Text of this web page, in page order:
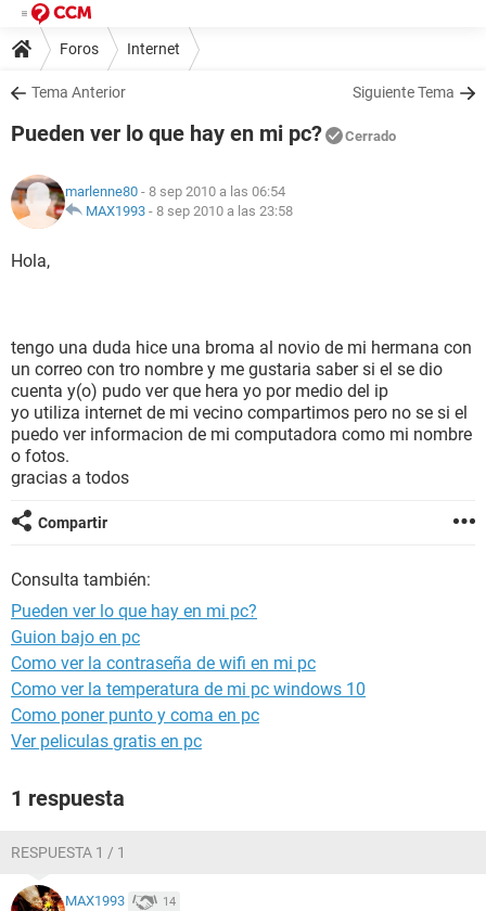
Foros Internet
Tema Anterior Siguiente Tema
Pueden ver lo que hay en mi pc? Cerrado
marlenne80 - 8 sep 2010 a las 06:54
MAX1993 - 8 sep 2010 a las 23:58
Hola,
tengo una duda hice una broma al novio de mi hermana con
un correo con tro nombre y me gustaria saber si el se dio
cuenta y(o) pudo ver que hera yo por medio del ip
yo utiliza internet de mi vecino compartimos pero no se si el
puedo ver informacion de mi computadora como mi nombre
o fotos.
gracias a todos
Compartir
Consulta también:
Pueden ver lo que hay en mi pc?
Guion bajo en pc
Como ver la contraseña de wifi en mi pc
Como ver la temperatura de mi pc windows 10
Como poner punto y coma en pc
Ver peliculas gratis en pc
1 respuesta
RESPUESTA 1 / 1
MAX1993 14